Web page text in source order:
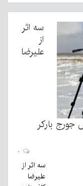
سه اثر
از
علیرضا
جورج بارکر
سه اثر از
علیرضا